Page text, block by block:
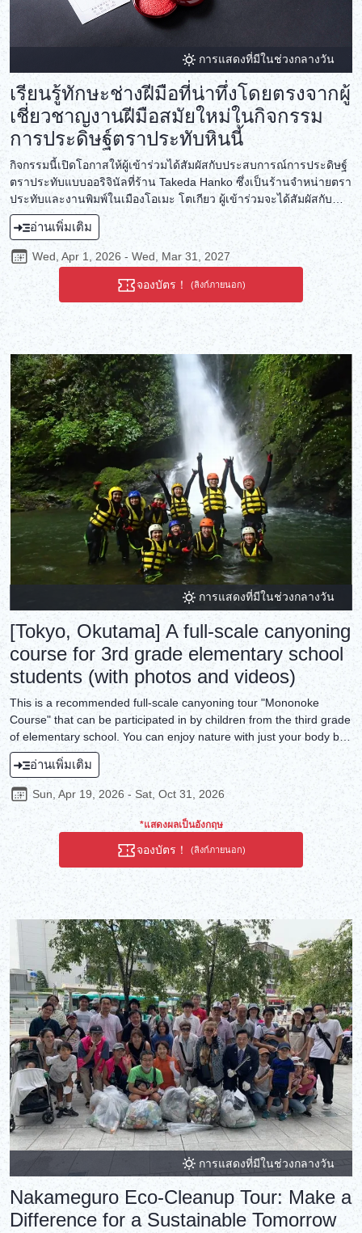
การแสดงที่มีในช่วงกลางวัน
เรียนรู้ทักษะช่างฝีมือที่น่าทึ่งโดยตรงจากผู้
เชี่ยวชาญงานฝีมือสมัยใหม่ในกิจกรรม
การประดิษฐ์ตราประทับหินนี้
กิจกรรมนี้เปิดโอกาสให้ผู้เข้าร่วมได้สัมผัสกับประสบการณ์การประดิษฐ์
ตราประทับแบบออริจินัลที่ร้าน Takeda Hanko ซึ่งเป็นร้านจำหน่ายตรา
ประทับและงานพิมพ์ในเมืองโอเมะ โตเกียว ผู้เข้าร่วมจะได้สัมผัสกับ
ศิลปะการประดิษฐ์ตราประทับที่เป็นที่ชื่นชอบของคนในพื้นที่นิชิโตเกียว
มายาวนานกว่า 95 ปีนับตั้งแต่ร้านเปิดทำการครั้งแรก ตราประทับไม่
เพียงแต่เป็นเครื่องมือสำหรับยืนยันการตัดสินใจของบุคคลเท่านั้น แต่ยัง
เป็นวิธีการสื่อสารความรู้สึกกับผู้อื่นที่สำคัญต่อเราอีกด้วย ตราประทับที่
คุณประดิษฐ์ขึ้นในขณะที่คุณจมอยู่กับความรู้สึกจนลืมเวลาจะเป็นงาน
ศิลปะที่ไม่เหมือนใคร เพลิดเพลินไปกับช่วงเวลาแห่งการผ่อนคลายด้วย
การแกะสลักตราประทับที่ฝังความรู้สึกและความปรารถนาของคุณไว้
อ่านเพิ่มเติม
Wed, Apr 1, 2026 - Wed, Mar 31, 2027
จองบัตร！ (ลิงก์ภายนอก)
การแสดงที่มีในช่วงกลางวัน
[Tokyo, Okutama] A full-scale canyoning
course for 3rd grade elementary school
students (with photos and videos)
This is a recommended full-scale canyoning tour "Mononoke
Course" that can be participated in by children from the third grade
of elementary school. You can enjoy nature with just your body by
sliding down the rock face in the natural valley, jumping from the
rock wall into the river, and using special rope work to slide down a
natural 80-degree vertical waterfall. This is a full-scale canyoning
tour that is full of thrills and is very popular.
อ่านเพิ่มเติม
Sun, Apr 19, 2026 - Sat, Oct 31, 2026
*แสดงผลเป็นอังกฤษ
จองบัตร！ (ลิงก์ภายนอก)
การแสดงที่มีในช่วงกลางวัน
Nakameguro Eco‑Cleanup Tour: Make a
Difference for a Sustainable Tomorrow